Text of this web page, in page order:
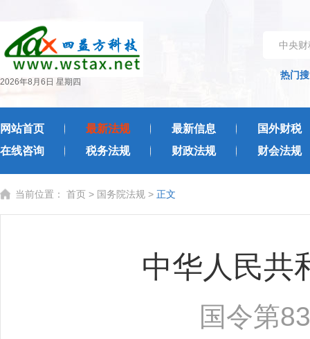
2026年8月6日 星期四
中央
热门
网站首页 最新法规 最新信息
国外财税
在线咨询
税务法规 财政法规 财会法规
当前位置： 首页 > 国务院法规 > 正文
中华人民共
国令第